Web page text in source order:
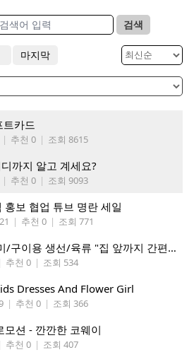
검색
마지막
카드
| 추천 0 | 조회 8615
까지 알고 계세요?
| 추천 0 | 조회 9093
보 협업 튜브 명란 세일
| 추천 0 | 조회 771
시애틀 프리미엄 사시미/구이용 생선/육류 "집 앞까지 간편하게" – 영오션샵닷컴
추천 0 | 조회 534
Dresses And Flower Girl
| 추천 0 | 조회 366
모션 - 깐깐한 코웨이
추천 0 | 조회 407